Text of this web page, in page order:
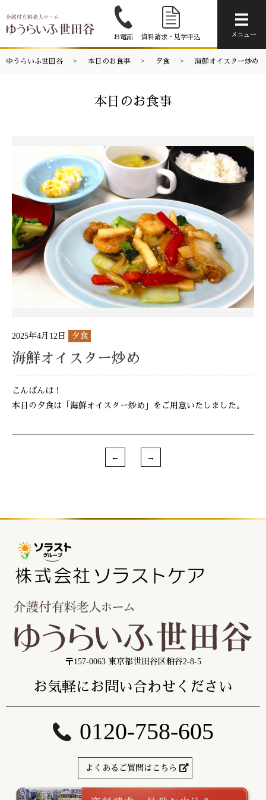
お電話 資料請求・見学申込 メニュー
ゆうらいふ世田谷 本日のお食事 夕食 海鮮オイスター炒め
本日のお食事
2025年4月12日 夕食
海鮮オイスター炒め
こんばんは！
本日の夕食は「海鮮オイスター炒め」をご用意いたしました。
〒157-0063 東京都世田谷区粕谷2-8-5
お気軽にお問い合わせください
0120-758-605
よくあるご質問はこちら